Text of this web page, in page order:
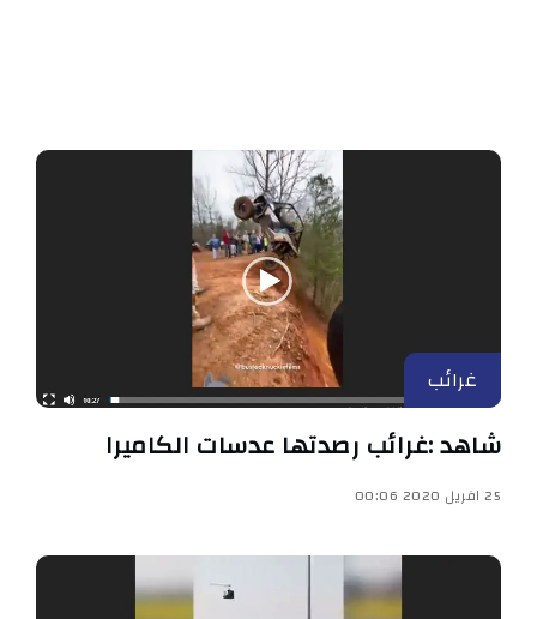
غرائب
شاهد :غرائب رصدتها عدسات الكاميرا
25 افريل 2020 00:06